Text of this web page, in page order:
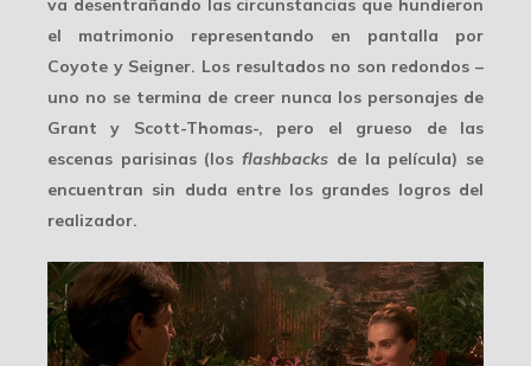
va desentrañando las circunstancias que hundieron
el matrimonio representando en pantalla por
Coyote y Seigner. Los resultados no son redondos –
uno no se termina de creer nunca los personajes de
Grant y Scott-Thomas-, pero el grueso de las
escenas parisinas (losflashbacks de la película) se
encuentran sin duda entre los grandes logros del
realizador.